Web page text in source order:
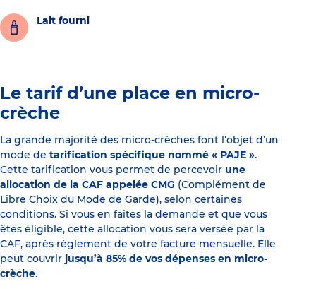
Lait fourni
Le tarif d’une place en micro-
crèche
La grande majorité des micro-crèches font l’objet d’un
mode de tarification spécifique nommé « PAJE ».
Cette tarification vous permet de percevoir une
allocation de la CAF appelée CMG (Complément de
Libre Choix du Mode de Garde), selon certaines
conditions. Si vous en faites la demande et que vous
êtes éligible, cette allocation vous sera versée par la
CAF, après règlement de votre facture mensuelle. Elle
peut couvrir jusqu’à 85% de vos dépenses en micro-
crèche.